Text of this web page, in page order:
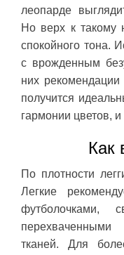
леопарде
Но верх к такому
спокойного тона.
с врожденным
них
получится
гармонии цветов,
Как
По плотности
Легкие
футболочками,
тканей. Для